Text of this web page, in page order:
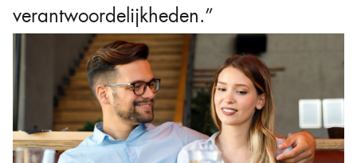
verantwoordelijkheden.”